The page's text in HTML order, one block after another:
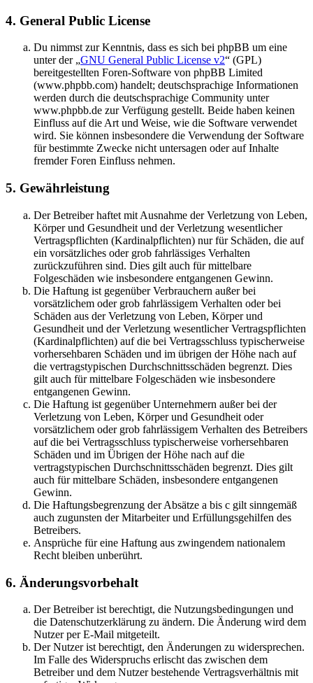
4. General Public License
Du nimmst zur Kenntnis, dass es sich bei phpBB um eine
unter der „GNU General Public License v2“ (GPL)
bereitgestellten Foren-Software von phpBB Limited
(www.phpbb.com) handelt; deutschsprachige Informationen
werden durch die deutschsprachige Community unter
www.phpbb.de zur Verfügung gestellt. Beide haben keinen
Einfluss auf die Art und Weise, wie die Software verwendet
wird. Sie können insbesondere die Verwendung der Software
für bestimmte Zwecke nicht untersagen oder auf Inhalte
fremder Foren Einfluss nehmen.
5. Gewährleistung
Der Betreiber haftet mit Ausnahme der Verletzung von Leben,
Körper und Gesundheit und der Verletzung wesentlicher
Vertragspflichten (Kardinalpflichten) nur für Schäden, die auf
ein vorsätzliches oder grob fahrlässiges Verhalten
zurückzuführen sind. Dies gilt auch für mittelbare
Folgeschäden wie insbesondere entgangenen Gewinn.
Die Haftung ist gegenüber Verbrauchern außer bei
vorsätzlichem oder grob fahrlässigem Verhalten oder bei
Schäden aus der Verletzung von Leben, Körper und
Gesundheit und der Verletzung wesentlicher Vertragspflichten
(Kardinalpflichten) auf die bei Vertragsschluss typischerweise
vorhersehbaren Schäden und im übrigen der Höhe nach auf
die vertragstypischen Durchschnittsschäden begrenzt. Dies
gilt auch für mittelbare Folgeschäden wie insbesondere
entgangenen Gewinn.
Die Haftung ist gegenüber Unternehmern außer bei der
Verletzung von Leben, Körper und Gesundheit oder
vorsätzlichem oder grob fahrlässigem Verhalten des Betreibers
auf die bei Vertragsschluss typischerweise vorhersehbaren
Schäden und im Übrigen der Höhe nach auf die
vertragstypischen Durchschnittsschäden begrenzt. Dies gilt
auch für mittelbare Schäden, insbesondere entgangenen
Gewinn.
Die Haftungsbegrenzung der Absätze a bis c gilt sinngemäß
auch zugunsten der Mitarbeiter und Erfüllungsgehilfen des
Betreibers.
Ansprüche für eine Haftung aus zwingendem nationalem
Recht bleiben unberührt.
6. Änderungsvorbehalt
Der Betreiber ist berechtigt, die Nutzungsbedingungen und
die Datenschutzerklärung zu ändern. Die Änderung wird dem
Nutzer per E-Mail mitgeteilt.
Der Nutzer ist berechtigt, den Änderungen zu widersprechen.
Im Falle des Widerspruchs erlischt das zwischen dem
Betreiber und dem Nutzer bestehende Vertragsverhältnis mit